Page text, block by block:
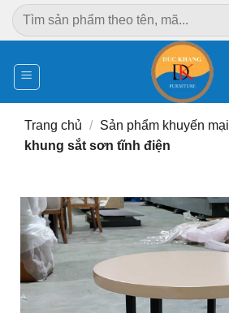
Chuyển
đến
dung
Tìm
kiếm:
Trang chủ / Sản phẩm khuyến mại
khung sắt sơn tĩnh điện